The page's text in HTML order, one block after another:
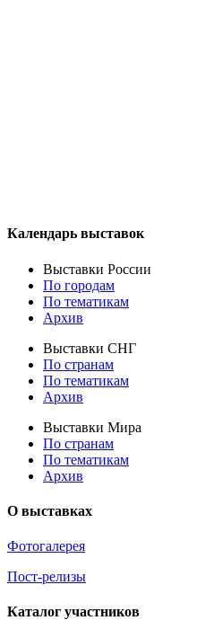
Календарь выставок
Выставки России
По городам
По тематикам
Архив
Выставки СНГ
По странам
По тематикам
Архив
Выставки Мира
По странам
По тематикам
Архив
О выставках
Фотогалерея
Пост-релизы
Каталог участников